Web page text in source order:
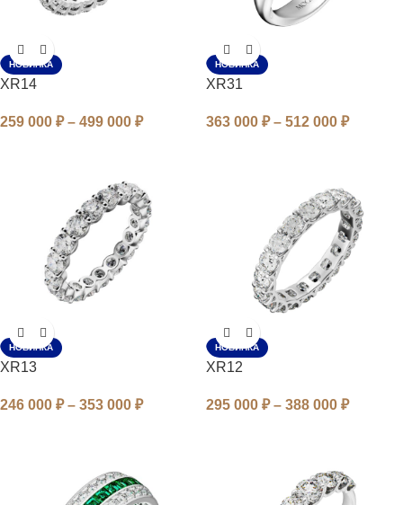
НОВИНКА
XR14
259 000 ₽ – 499 000 ₽
НОВИНКА
XR31
363 000 ₽ – 512 000 ₽
НОВИНКА
XR13
246 000 ₽ – 353 000 ₽
НОВИНКА
XR12
295 000 ₽ – 388 000 ₽